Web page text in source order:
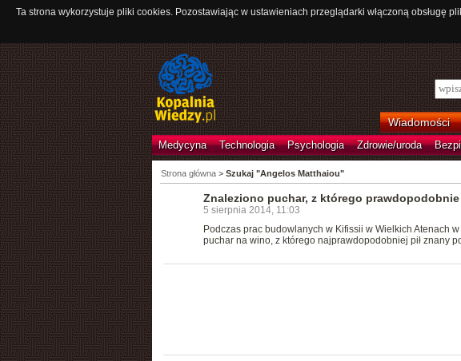
Ta strona wykorzystuje pliki cookies. Pozostawiając w ustawieniach przeglądarki włączoną
Wiadomości
Medycyna Technologia Psychologia Zdrowie/uroda
Strona główna> Szukaj "Angelos Matthaiou"
Znaleziono puchar, z którego prawdopodobnie
5 sierpnia 2014, 11:03
Podczas prac budowlanych w Kifissii w Wielkich Atenach
puchar na wino, z którego najprawdopodobniej pił znany